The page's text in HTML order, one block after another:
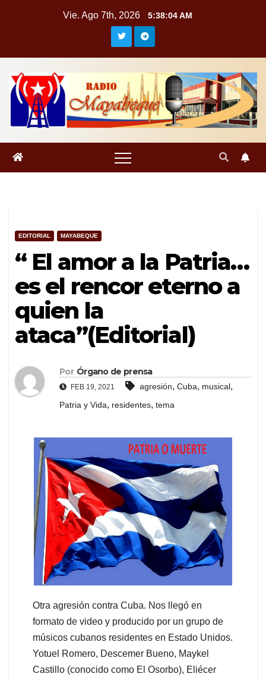
Vie. Ago 7th, 2026 5:38:05 AM
EDITORIAL MAYABEQUE
“ El amor a la Patria…
es el rencor eterno a
quien la
ataca”(Editorial)
Por Órgano de prensa
FEB 19, 2021 agresión, Cuba, musical,
Patria y Vida, residentes, tema
Otra agresión contra Cuba. Nos llegó en
formato de video y producido por un grupo de
músicos cubanos residentes en Estado Unidos.
Yotuel Romero, Descemer Bueno, Maykel
Castillo (conocido como El Osorbo), Eliécer